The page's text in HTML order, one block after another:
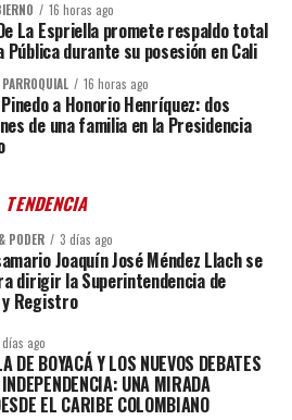
16 horas ago
La Espriella promete respaldo total
Pública durante su posesión en Cali
16 horas ago
a Honorio Henríquez: dos
de una familia en la Presidencia
TENDENCIA
PODER 3 días ago
Joaquín José Méndez Llach se
dirigir la Superintendencia de
Registro
días ago
DE BOYACÁ Y LOS NUEVOS DEBATES
UNA MIRADA
EL CARIBE COLOMBIANO